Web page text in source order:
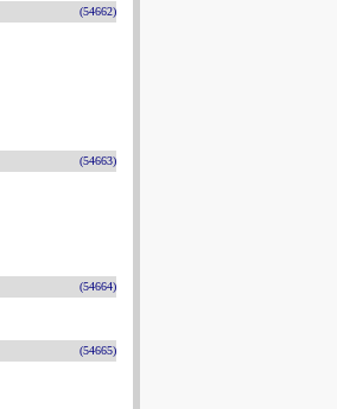
(54662)
(54663)
(54664)
(54665)